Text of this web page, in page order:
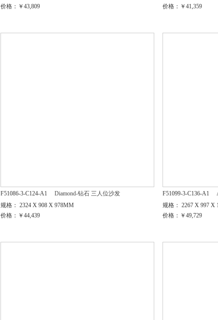
价格：￥43,809
价格：￥41,359
F51086-3-C124-A1
Diamond-钻石 三人位沙发
规格： 2324 X 908 X 978MM
价格：￥44,439
F51099-3-C136-A1
规格： 2267 X 997 X
价格：￥49,729